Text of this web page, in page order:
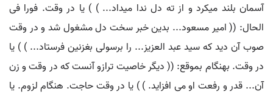
آسمان بلند میکرد و از ته دل ندا میداد... ) ) یا در وقت. فورا فی
الحال: (( امیر مسعود... بدین خبر سخت دل مشغول شد و در وقت
صوب آن دید که سید عبد العزیز... را برسولی بغزنین فرستاد... ) ) یا
در وقت. بهنگام بموقع: (( دیگر خاصیت ترازو آنست که در وقت و زن
آن... قدر و رفعت او می افزاید. ) ) یا در وقت حاجت. هنگام لزوم. یا